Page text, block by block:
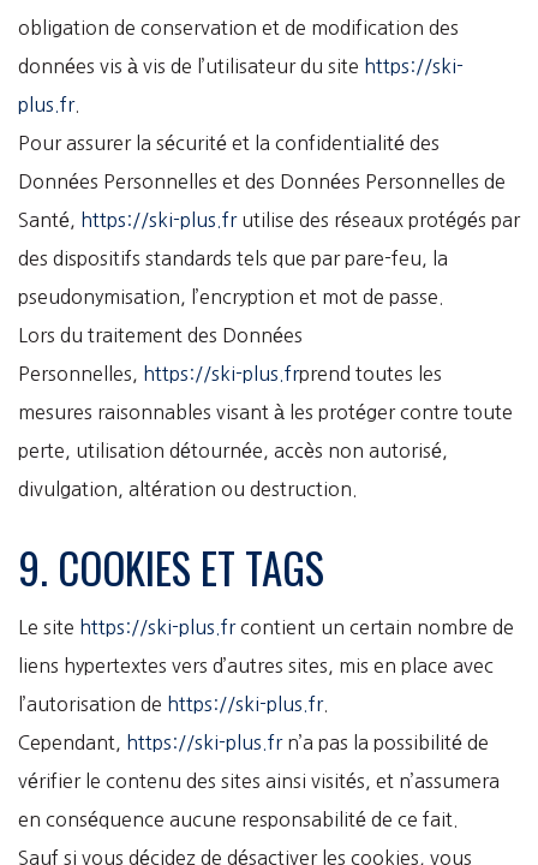
obligation de conservation et de modification des
données vis à vis de l’utilisateur du site https://ski-
plus.fr.
Pour assurer la sécurité et la confidentialité des
Données Personnelles et des Données Personnelles de
Santé,
https://ski-plus.frutilise des réseaux protégés par
des dispositifs standards tels que par pare-feu, la
pseudonymisation, l’encryption et mot de passe.
Lors du traitement des Données
Personnelles,
https://ski-plus.frprend toutes les
mesures raisonnables visant à les protéger contre toute
perte, utilisation détournée, accès non autorisé,
divulgation, altération ou destruction.
9. COOKIES ET TAGS
Le site https://ski-plus.frcontient un certain nombre de
liens hypertextes vers d’autres sites, mis en place avec
l’autorisation de https://ski-plus.fr.
Cependant,
https://ski-plus.frn’a pas la possibilité de
vérifier le contenu des sites ainsi visités, et n’assumera
en conséquence aucune responsabilité de ce fait.
Sauf si vous décidez de désactiver les cookies, vous